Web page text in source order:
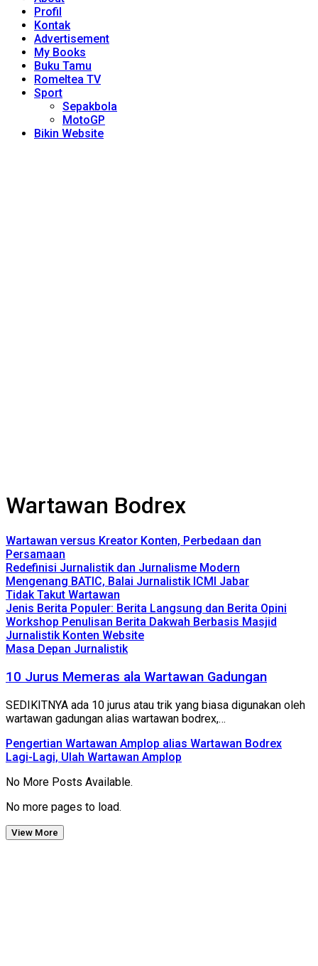
Profil
Kontak
Advertisement
My Books
Buku Tamu
Romeltea TV
Sport
Sepakbola
MotoGP
Bikin Website
Wartawan Bodrex
Wartawan versus Kreator Konten, Perbedaan dan
Persamaan
Redefinisi Jurnalistik dan Jurnalisme Modern
Mengenang BATIC, Balai Jurnalistik ICMI Jabar
Tidak Takut Wartawan
Jenis Berita Populer: Berita Langsung dan Berita Opini
Workshop Penulisan Berita Dakwah Berbasis Masjid
Jurnalistik Konten Website
Masa Depan Jurnalistik
10 Jurus Memeras ala Wartawan Gadungan
SEDIKITNYA ada 10 jurus atau trik yang biasa digunakan oleh
wartawan gadungan alias wartawan bodrex,…
Pengertian Wartawan Amplop alias Wartawan Bodrex
Lagi-Lagi, Ulah Wartawan Amplop
No More Posts Available.
No more pages to load.
View More